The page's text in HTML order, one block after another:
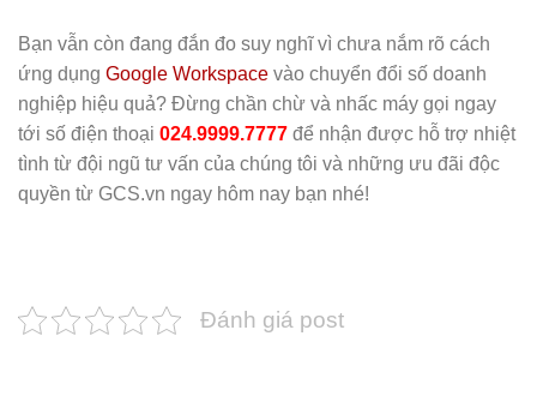
Bạn vẫn còn đang đắn đo suy nghĩ vì chưa nắm rõ cách
ứng dụng Google Workspace vào chuyển đổi số doanh
nghiệp hiệu quả? Đừng chần chừ và nhấc máy gọi ngay
tới số điện thoại 024.9999.7777 để nhận được hỗ trợ nhiệt
tình từ đội ngũ tư vấn của chúng tôi và những ưu đãi độc
quyền từ GCS.vn ngay hôm nay bạn nhé!
Đánh giá post